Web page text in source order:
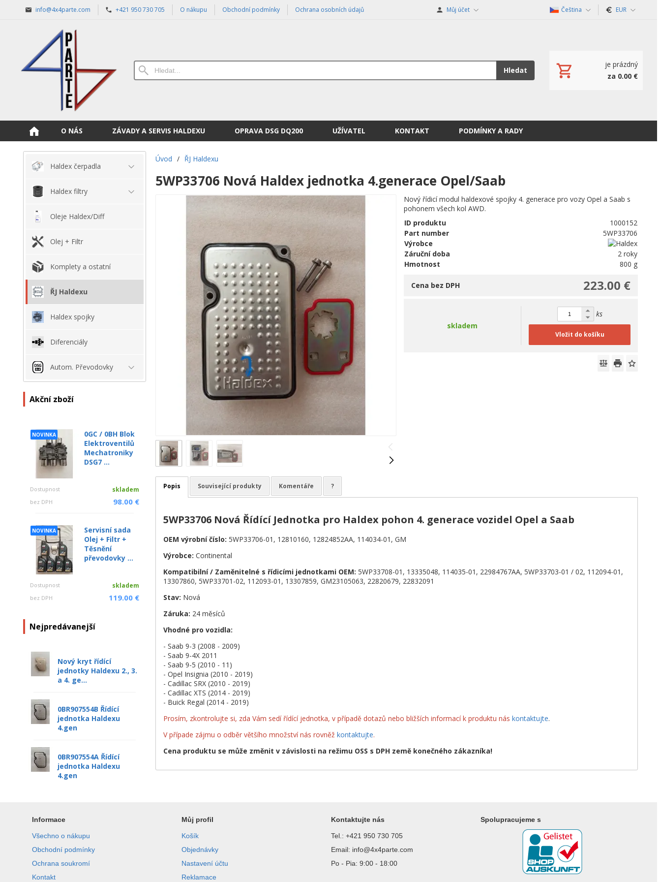
info@4x4parte.com +421 950 730 705 O nákupu Obchodní podmínky Ochrana osobních údajů Můj účet Čeština EUR
Hledat
je prázdný
za 0.00 €
O NÁS ZÁVADY A SERVIS HALDEXU OPRAVA DSG DQ200 UŽÍVATEL KONTAKT PODMÍNKY A RADY
Haldex čerpadla
Haldex filtry
Oleje Haldex/Diff
Olej + Filtr
Komplety a ostatní
ŘJ Haldexu
Haldex spojky
Diferenciály
Autom. Převodovky
Akční zboží
NOVINKA
0GC / 0BH Blok
Elektroventilů
Mechatroniky
DSG7 ...
Dostupnost skladem
bez DPH 98.00 €
NOVINKA
Servisní sada
Olej + Filtr +
Těsnění
převodovky ...
Dostupnost skladem
bez DPH 119.00 €
Nejpredávanejší
Nový kryt řídící
jednotky Haldexu 2., 3.
a 4. ge...
0BR907554B Řídící
jednotka Haldexu
4.gen
0BR907554A Řídící
jednotka Haldexu
4.gen
Úvod / ŘJ Haldexu
5WP33706 Nová Haldex jednotka 4.generace Opel/Saab
Nový řídicí modul haldexové spojky 4. generace pro vozy Opel a Saab s
pohonem všech kol AWD.
ID produktu
1000152
Part number
5WP33706
Výrobce
Záruční doba
2 roky
Hmotnost
800 g
223.00 €
Cena bez DPH
skladem
ks
Vložit do košíku
Popis Související produkty Komentáře ?
5WP33706 Nová Řídící Jednotka pro Haldex pohon 4. generace vozidel Opel a Saab
OEM výrobní číslo: 5WP33706-01, 12810160, 12824852AA, 114034-01, GM
Výrobce: Continental
Kompatibilní / Zaměnitelné s řídicími jednotkami OEM: 5WP33708-01, 13335048, 114035-01, 22984767AA, 5WP33703-01 / 02, 112094-01,
13307860, 5WP33701-02, 112093-01, 13307859, GM23105063, 22820679, 22832091
Stav: Nová
Záruka: 24 měsíců
Vhodné pro vozidla:
- Saab 9-3 (2008 - 2009)
- Saab 9-4X 2011
- Saab 9-5 (2010 - 11)
- Opel Insignia (2010 - 2019)
- Cadillac SRX (2010 - 2019)
- Cadillac XTS (2014 - 2019)
- Buick Regal (2014 - 2019)
Prosím, zkontrolujte si, zda Vám sedí řídící jednotka, v případě dotazů nebo bližších informací k produktu nás kontaktujte.
V případe zájmu o odběr většího množství nás rovněž kontaktujte.
Cena produktu se může změnit v závislosti na režimu OSS s DPH země konečného zákazníka!
Informace
Všechno o nákupu
Obchodní podmínky
Ochrana soukromí
Kontakt
Můj profil
Košík
Objednávky
Nastavení účtu
Reklamace
Kontaktujte nás
Tel.: +421 950 730 705
Email: info@4x4parte.com
Po - Pia: 9:00 - 18:00
Spolupracujeme s